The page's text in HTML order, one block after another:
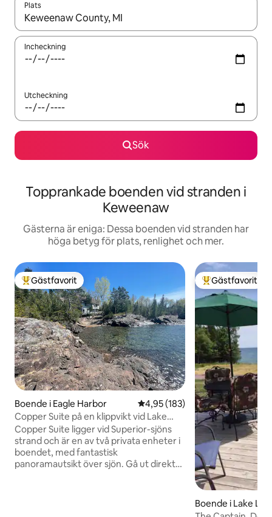
Plats
När resultaten är tillgängliga kan du navigera med upp- och
Incheckning
Utcheckning
Sök
Topprankade boenden vid stranden i
Keweenaw
Gästerna är eniga: Dessa boenden vid stranden har
höga betyg för plats, renlighet och mer.
Populär gästfavorit
Gästfavorit
Boende i Eagle Harbor 4,95 av 5 i genomsnittligt
4,95 (183)
Copper Suite på en klippvikt vid Lake
Superior
Copper Suite ligger vid Superior-sjöns
strand och är en av två privata enheter i
boendet, med fantastisk
panoramautsikt över sjön. Gå ut direkt
Populär
Gästfavorit
Boende i Lake